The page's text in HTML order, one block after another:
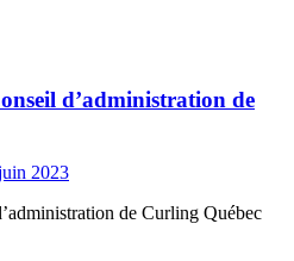
d’administration de
2023
de Curling Québec